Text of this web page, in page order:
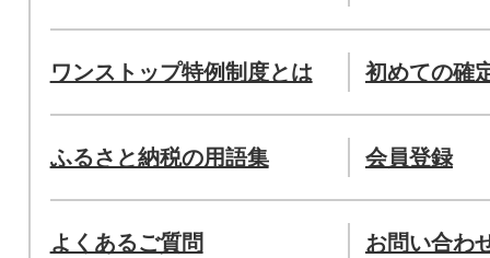
ワンストップ特例制度とは 初めての確
ふるさと納税の用語集 会員登録
よくあるご質問 お問い合わ